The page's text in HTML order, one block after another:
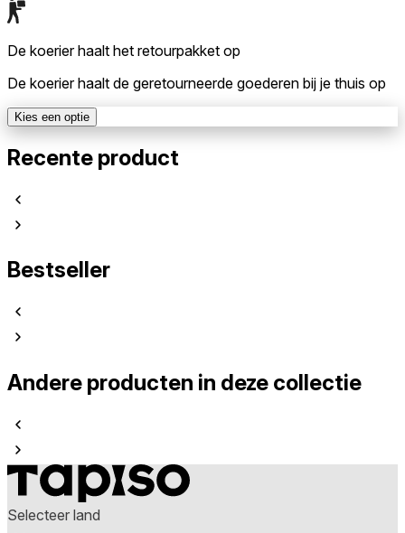
De koerier haalt het retourpakket op
De koerier haalt de geretourneerde goederen bij je thuis op
Kies een optie
Recente product
Bestseller
Andere producten in deze collectie
Selecteer land